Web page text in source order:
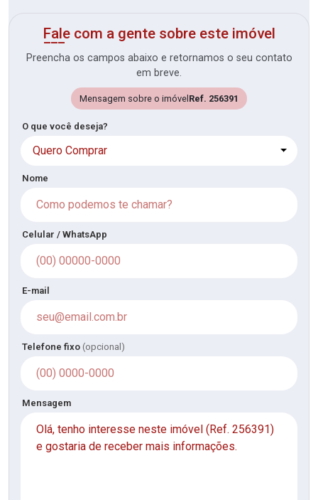
Fale com a gente sobre este imóvel
Preencha os campos abaixo e retornamos o seu contato
em breve.
Mensagem sobre o imóvel Ref. 256391
O que você deseja?
Quero Comprar
Nome
Celular / WhatsApp
E-mail
Telefone fixo (opcional)
Mensagem